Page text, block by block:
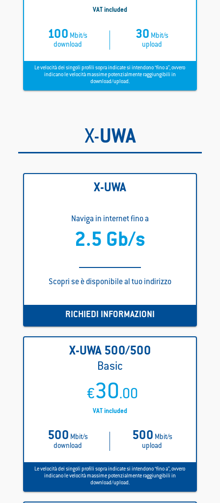
VAT included
100 Mbit/s
download
30 Mbit/s
upload
Le velocità dei singoli profili sopra indicate si intendono “fino a”, ovvero
indicano le velocità massime potenzialmente raggiungibili in
download/upload.
X-UWA
X-UWA
Naviga in internet fino a
2.5 Gb/s
Scopri se è disponibile al tuo indirizzo
RICHIEDI INFORMAZIONI
X-UWA 500/500
Basic
€30.00
VAT included
500 Mbit/s
download
500 Mbit/s
upload
Le velocità dei singoli profili sopra indicate si intendono “fino a”, ovvero
indicano le velocità massime potenzialmente raggiungibili in
download/upload.